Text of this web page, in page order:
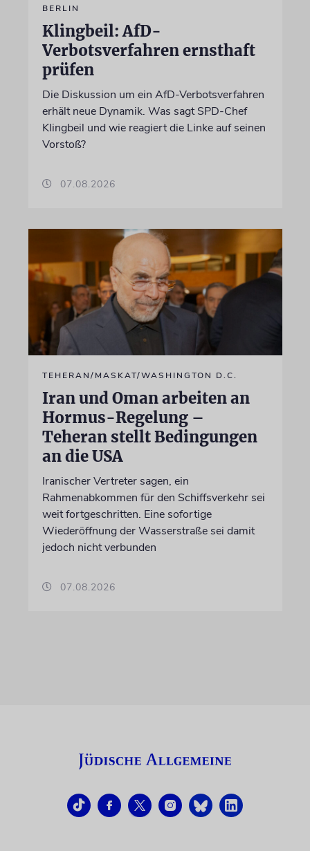
BERLIN
Klingbeil: AfD-
Verbotsverfahren ernsthaft
prüfen
Die Diskussion um ein AfD-Verbotsverfahren
erhält neue Dynamik. Was sagt SPD-Chef
Klingbeil und wie reagiert die Linke auf seinen
Vorstoß?
07.08.2026
TEHERAN/MASKAT/WASHINGTON D.C.
Iran und Oman arbeiten an
Hormus-Regelung –
Teheran stellt Bedingungen
an die USA
Iranischer Vertreter sagen, ein
Rahmenabkommen für den Schiffsverkehr sei
weit fortgeschritten. Eine sofortige
Wiederöffnung der Wasserstraße sei damit
jedoch nicht verbunden
07.08.2026